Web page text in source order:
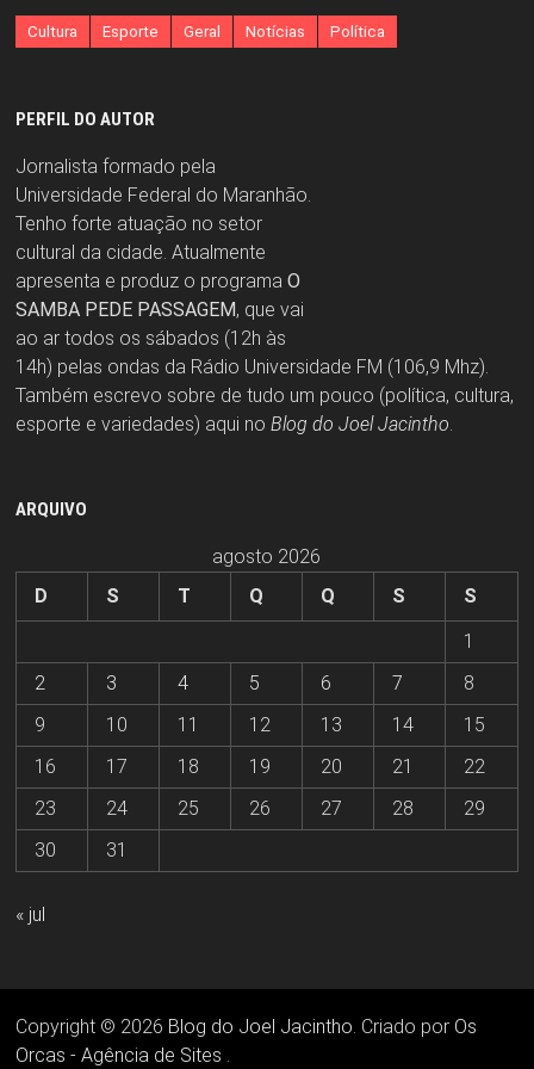
Cultura Esporte Geral Notícias Política
PERFIL DO AUTOR
Jornalista formado pela
Universidade Federal do Maranhão.
Tenho forte atuação no setor
cultural da cidade. Atualmente
apresenta e produz o programa O
SAMBA PEDE PASSAGEM, que vai
ao ar todos os sábados (12h às
14h) pelas ondas da Rádio Universidade FM (106,9 Mhz).
Também escrevo sobre de tudo um pouco (política, cultura,
esporte e variedades) aqui no Blog do Joel Jacintho.
ARQUIVO
agosto 2026
D
S T Q Q S
S
1
2
3 4 5 6 7
8
9
10 11 12 13 14
15
16
17 18 19 20 21
22
23
24 25 26 27 28
29
30
31
« jul
Copyright © 2026 Blog do Joel Jacintho. Criado por Os
Orcas - Agência de Sites .